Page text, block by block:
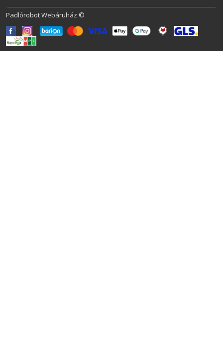
Padlórobot Webáruház ©